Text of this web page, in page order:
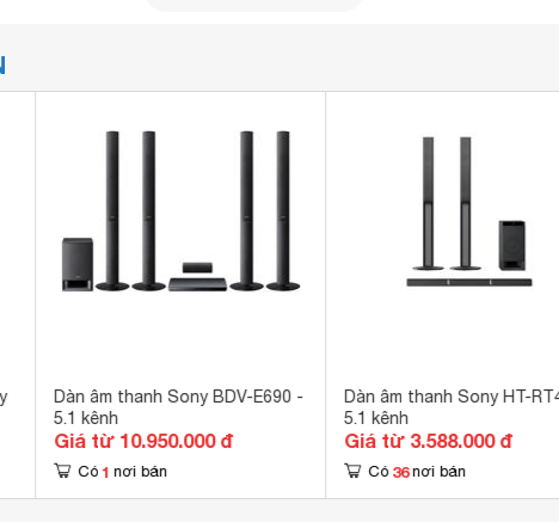
5.1 CH
không gian nội thất.
Dàn âm thanh Sony BDV-E690 -
5.1 kênh
Giá từ 10.950.000 đ
Có 1 nơi bán
Dàn âm thanh Sony HT-
5.1 kênh
Giá từ 3.588.000 đ
Có 36 nơi bán